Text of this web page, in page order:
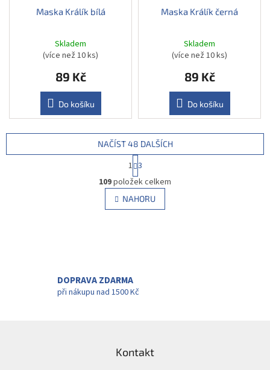
Maska Králík bílá
Skladem
(více než 10 ks)
89 Kč
Do košíku
Maska Králík černá
Skladem
(více než 10 ks)
89 Kč
Do košíku
O
v
l
á
v
p
i
NAČÍST 48 DALŠÍCH
t
r
á
n
k
1 3
109položek celkem
NAHORU
DOPRAVA ZDARMA
při nákupu nad 1500 Kč
Kontakt